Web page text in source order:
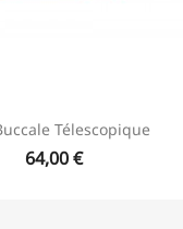
Télescopique
64,00 €